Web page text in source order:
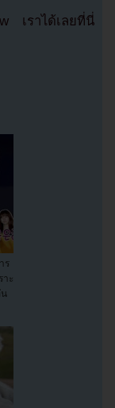
เราได้เลยที่นี่
ร
ะ
น